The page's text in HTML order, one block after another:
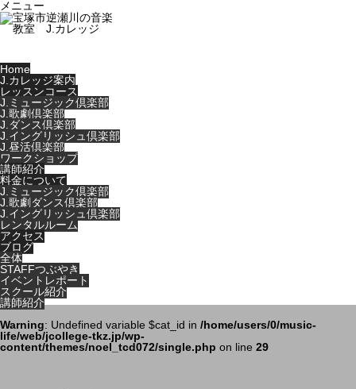
メニュー
Home
J.カレッジ案内
レッスンコース
J.ミュージック倶楽部
J.歌劇倶楽部
J.ダンス倶楽部
J.イングリッシュ倶楽部
J.昼活倶楽部
ワークショップ
講師紹介
料金について
J.ミュージック倶楽部
J.歌劇ダンス倶楽部
J.イングリッシュ倶楽部
レンタルルーム
アクセス
ブログ
全体
STAFFつぶやき
イベントレポート
スクール紹介
講師紹介
Warning: Undefined variable $cat_id in /home/users/0/music-
life/web/jcollege-tkz.jp/wp-
content/themes/noel_tcd072/single.php on line 29